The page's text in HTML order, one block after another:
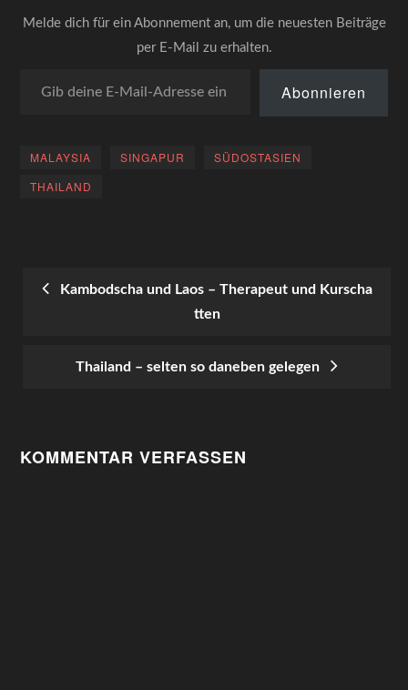
führte an dem…
Melde dich für ein Abonnement an, um die neuesten Beiträge
per E-Mail zu erhalten.
Abonnieren
MALAYSIA SINGAPUR
SÜDOSTASIEN
THAILAND
NAVIGATION
Kambodscha und Laos – Therapeut und Kurscha
tten
Thailand – selten so daneben gelegen
KOMMENTAR VERFASSEN